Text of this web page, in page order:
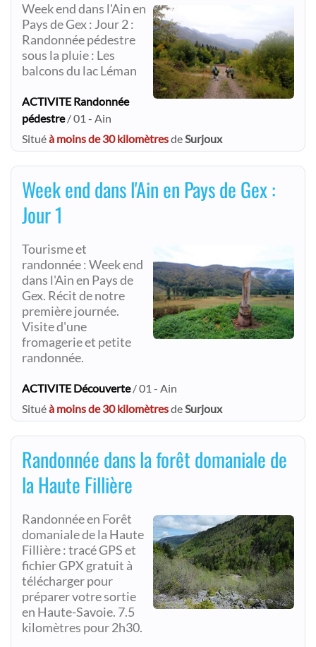
Week end dans l'Ain en
Pays de Gex : Jour 2 :
Randonnée pédestre
sous la pluie : Les
balcons du lac Léman
ACTIVITE Randonnée
pédestre/ 01 - Ain
Situéà moins de 30 kilomètresde Surjoux
Week end dans l'Ain en Pays de Gex :
Jour 1
Tourisme et
randonnée : Week end
dans l'Ain en Pays de
Gex. Récit de notre
première journée.
Visite d'une
fromagerie et petite
randonnée.
ACTIVITE Découverte/ 01 - Ain
Situéà moins de 30 kilomètresde Surjoux
Randonnée dans la forêt domaniale de
la Haute Fillière
Randonnée en Forêt
domaniale de la Haute
Fillière : tracé GPS et
fichier GPX gratuit à
télécharger pour
préparer votre sortie
en Haute-Savoie. 7.5
kilomètres pour 2h30.